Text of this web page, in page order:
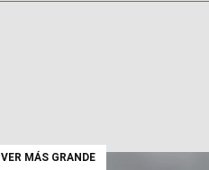
VER MÁS GRANDE